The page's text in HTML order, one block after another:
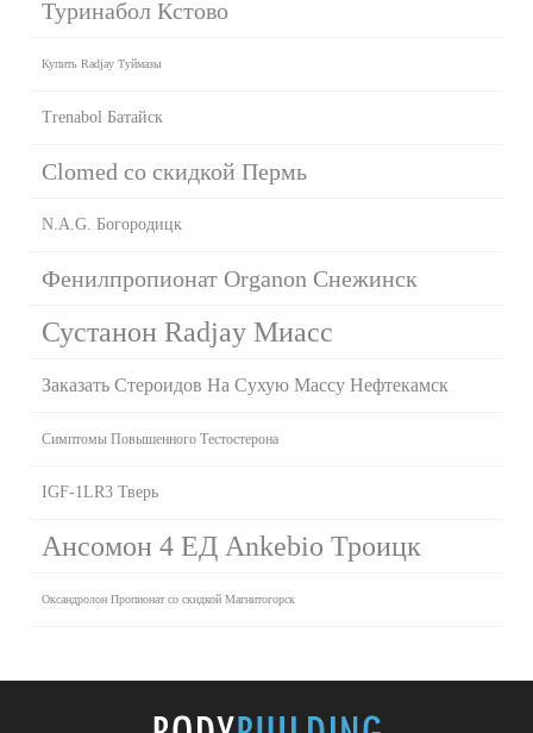
Туринабол Кстово
Купить Radjay Туймазы
Trenabol Батайск
Clomed со скидкой Пермь
N.A.G. Богородицк
Фенилпропионат Organon Снежинск
Сустанон Radjay Миасс
Заказать Стероидов На Сухую Массу Нефтекамск
Симптомы Повышенного Тестостерона
IGF-1LR3 Тверь
Ансомон 4 ЕД Ankebio Троицк
Оксандролон Пропионат со скидкой Магнитогорск